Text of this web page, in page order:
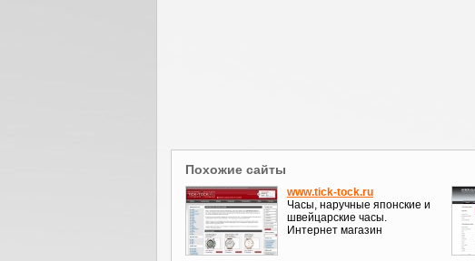
Похожие сайты
www.tick-tock.ru
Часы, наручные японские и
швейцарские часы.
Интернет магазин